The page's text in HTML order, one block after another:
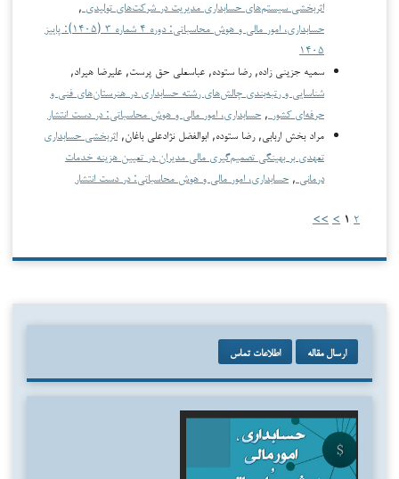
اثربخشی سیستم‌های حسابداری مدیریت در شرکت‌های تولیدی ,
حسابداری، امور مالی و هوش محاسباتی: دوره ۴ شماره ۳ (۱۴۰۵): پاییز
۱۴۰۵
سمیه جزینی زاده, رضا ستوده, عباسعلی حق پرست, علیرضا هیراد,
شناسایی و رتبه‌بندی چالش‌های رشته حسابداری در هنرستان‌های فنی و
حرفه‌ای کشور , حسابداری، امور مالی و هوش محاسباتی: در دست انتشار
مراد بخش اربابی, رضا ستوده, ابوالفضل نژادعلی باغان, اثربخشی حسابداری
تعهدی بر بهینگی تصمیم‌گیری مالی مدیران در تعیین هزینه خدمات
درمانی , حسابداری، امور مالی و هوش محاسباتی: در دست انتشار
۱ ۲ >
>>
ارسال مقاله اطلاعات تماس